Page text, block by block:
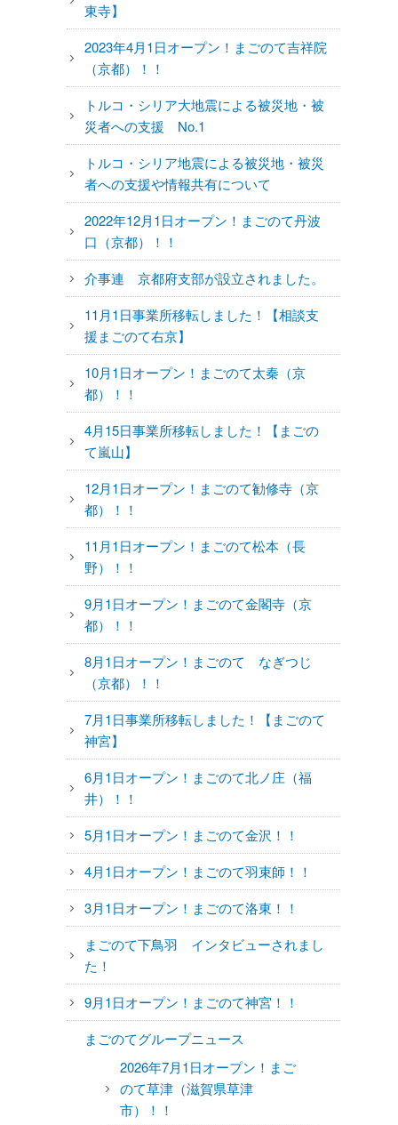
東寺】
2023年4月1日オープン！まごのて吉祥院
（京都）！！
トルコ・シリア大地震による被災地・被
災者への支援 No.1
トルコ・シリア地震による被災地・被災
者への支援や情報共有について
2022年12月1日オープン！まごのて丹波
口（京都）！！
介事連 京都府支部が設立されました。
11月1日事業所移転しました！【相談支
援まごのて右京】
10月1日オープン！まごのて太秦（京
都）！！
4月15日事業所移転しました！【まごの
て嵐山】
12月1日オープン！まごのて勧修寺（京
都）！！
11月1日オープン！まごのて松本（長
野）！！
9月1日オープン！まごのて金閣寺（京
都）！！
8月1日オープン！まごのて なぎつじ
（京都）！！
7月1日事業所移転しました！【まごのて
神宮】
6月1日オープン！まごのて北ノ庄（福
井）！！
5月1日オープン！まごのて金沢！！
4月1日オープン！まごのて羽束師！！
3月1日オープン！まごのて洛東！！
まごのて下鳥羽 インタビューされまし
た！
9月1日オープン！まごのて神宮！！
まごのてグループニュース
2026年7月1日オープン！まご
のて草津（滋賀県草津
市）！！